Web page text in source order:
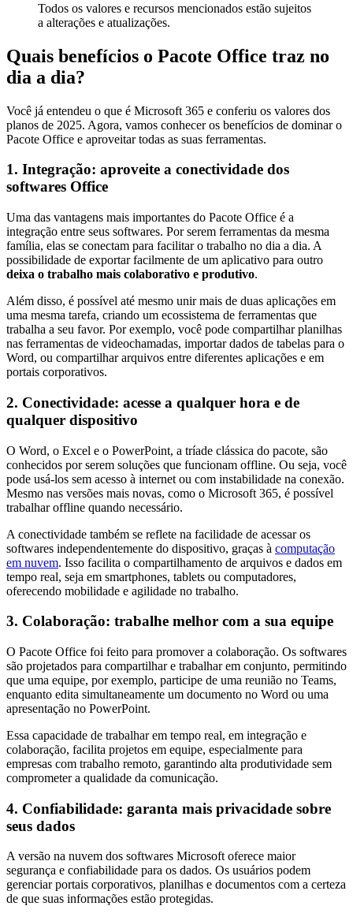
Todos os valores e recursos mencionados estão sujeitos
a alterações e atualizações.
Quais benefícios o Pacote Office traz no
dia a dia?
Você já entendeu o que é Microsoft 365 e conferiu os valores dos
planos de 2025. Agora, vamos conhecer os benefícios de dominar o
Pacote Office e aproveitar todas as suas ferramentas.
1. Integração: aproveite a conectividade dos
softwares Office
Uma das vantagens mais importantes do Pacote Office é a
integração entre seus softwares. Por serem ferramentas da mesma
família, elas se conectam para facilitar o trabalho no dia a dia. A
possibilidade de exportar facilmente de um aplicativo para outro
deixa o trabalho mais colaborativo e produtivo.
Além disso, é possível até mesmo unir mais de duas aplicações em
uma mesma tarefa, criando um ecossistema de ferramentas que
trabalha a seu favor. Por exemplo, você pode compartilhar planilhas
nas ferramentas de videochamadas, importar dados de tabelas para o
Word, ou compartilhar arquivos entre diferentes aplicações e em
portais corporativos.
2. Conectividade: acesse a qualquer hora e de
qualquer dispositivo
O Word, o Excel e o PowerPoint, a tríade clássica do pacote, são
conhecidos por serem soluções que funcionam offline. Ou seja, você
pode usá-los sem acesso à internet ou com instabilidade na conexão.
Mesmo nas versões mais novas, como o Microsoft 365, é possível
trabalhar offline quando necessário.
A conectividade também se reflete na facilidade de acessar os
softwares independentemente do dispositivo, graças à computação
em nuvem. Isso facilita o compartilhamento de arquivos e dados em
tempo real, seja em smartphones, tablets ou computadores,
oferecendo mobilidade e agilidade no trabalho.
3. Colaboração: trabalhe melhor com a sua equipe
O Pacote Office foi feito para promover a colaboração. Os softwares
são projetados para compartilhar e trabalhar em conjunto, permitindo
que uma equipe, por exemplo, participe de uma reunião no Teams,
enquanto edita simultaneamente um documento no Word ou uma
apresentação no PowerPoint.
Essa capacidade de trabalhar em tempo real, em integração e
colaboração, facilita projetos em equipe, especialmente para
empresas com trabalho remoto, garantindo alta produtividade sem
comprometer a qualidade da comunicação.
4. Confiabilidade: garanta mais privacidade sobre
seus dados
A versão na nuvem dos softwares Microsoft oferece maior
segurança e confiabilidade para os dados. Os usuários podem
gerenciar portais corporativos, planilhas e documentos com a certeza
de que suas informações estão protegidas.